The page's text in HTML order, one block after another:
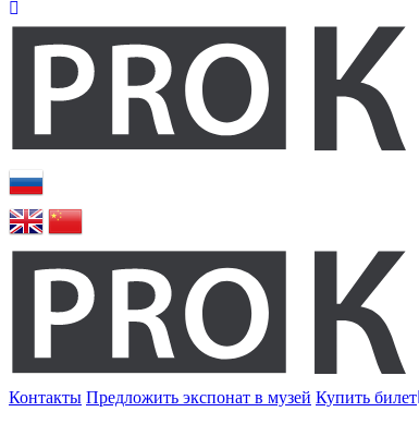
Контакты Предложить экспонат в музей Купить билет